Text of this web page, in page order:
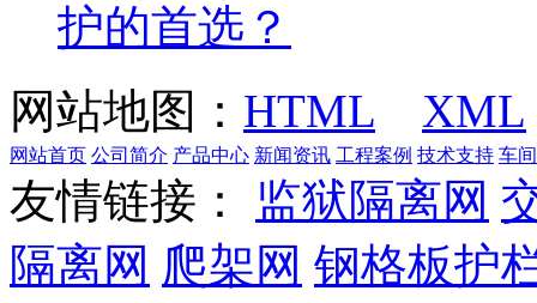
护的首选？
网站地图： HTML XML
网站首页 公司简介 产品中心 新闻资讯 工程案例 技术支持 车
友情链接： 监狱隔离网
隔离网 爬架网 钢格板护